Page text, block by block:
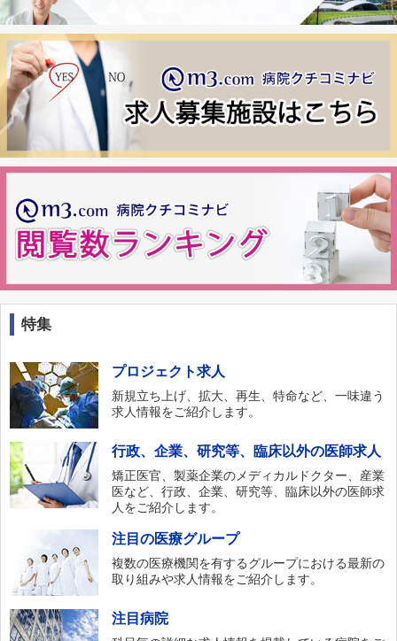
特集
プロジェクト求人
新規立ち上げ、拡大、再生、特命など、一味違う
求人情報をご紹介します。
行政、企業、研究等、臨床以外の医師求人
矯正医官、製薬企業のメディカルドクター、産業
医など、行政、企業、研究等、臨床以外の医師求
人をご紹介します。
注目の医療グループ
複数の医療機関を有するグループにおける最新の
取り組みや求人情報をご紹介します。
注目病院